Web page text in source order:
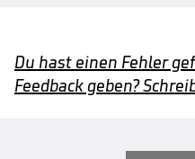
Du hast einen Fehler
Feedback geben?